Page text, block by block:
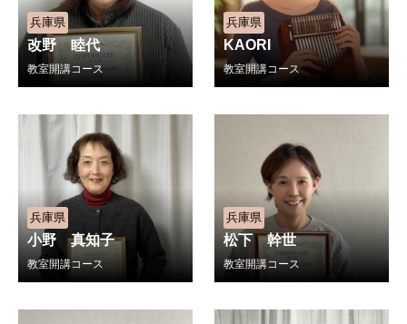
兵庫県
改野 睦代
教室開講コース
兵庫県
KAORI
教室開講コース
兵庫県
小野 真知子
教室開講コース
兵庫県
松下 幹世
教室開講コース